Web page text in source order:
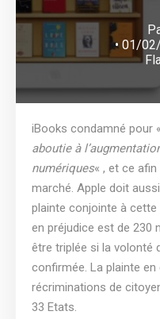
• 01/
iBooks condamné pour «
aboutie à
numériques« , et ce afin
marché. Apple doit
plainte conjointe à
en préjudice est de 230
être triplée si la volonté
confirmée. La plainte
récriminations de
33 Etats.